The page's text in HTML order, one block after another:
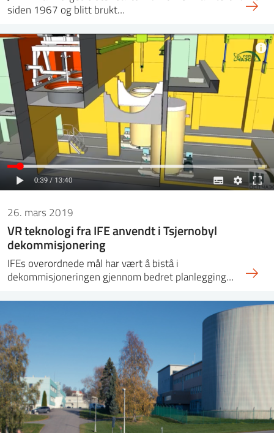
siden 1967 og blitt brukt…
26. mars 2019
VR teknologi fra IFE anvendt i Tsjernobyl
dekommisjonering
IFEs overordnede mål har vært å bistå i
dekommisjoneringen gjennom bedret planlegging…